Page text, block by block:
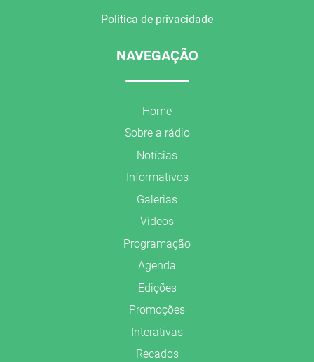
Política de privacidade
NAVEGAÇÃO
Home
Sobre a rádio
Notícias
Informativos
Galerias
Vídeos
Programação
Agenda
Edições
Promoções
Interativas
Recados